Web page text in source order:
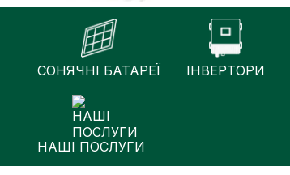
СОНЯЧНІ БАТАРЕЇ ІНВЕРТОРИ
НАШІ ПОСЛУГИ